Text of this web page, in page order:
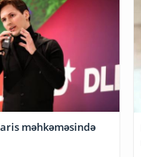
məhkəməsində